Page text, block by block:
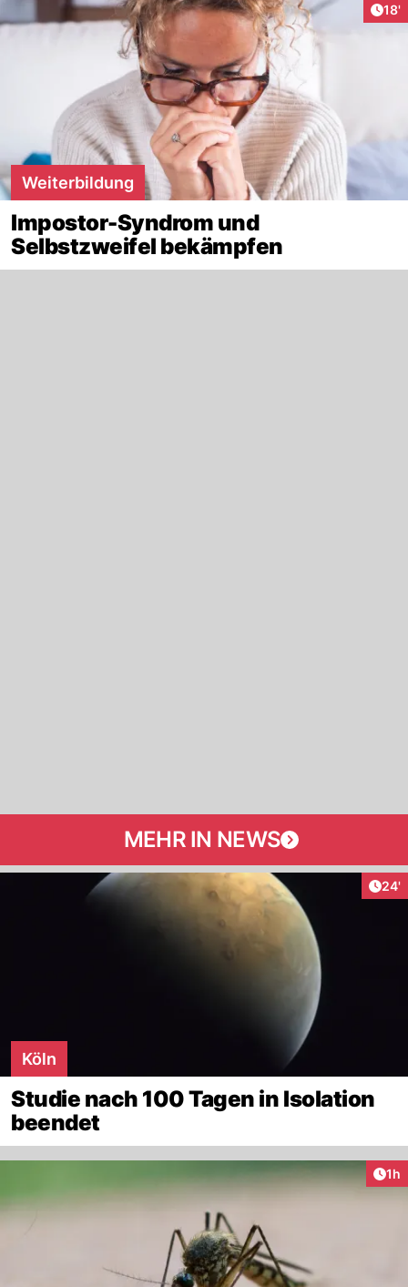
18'
Weiterbildung
Impostor-Syndrom und
Selbstzweifel bekämpfen
MEHR IN NEWS
24'
Köln
Studie nach 100 Tagen in Isolation
beendet
1h